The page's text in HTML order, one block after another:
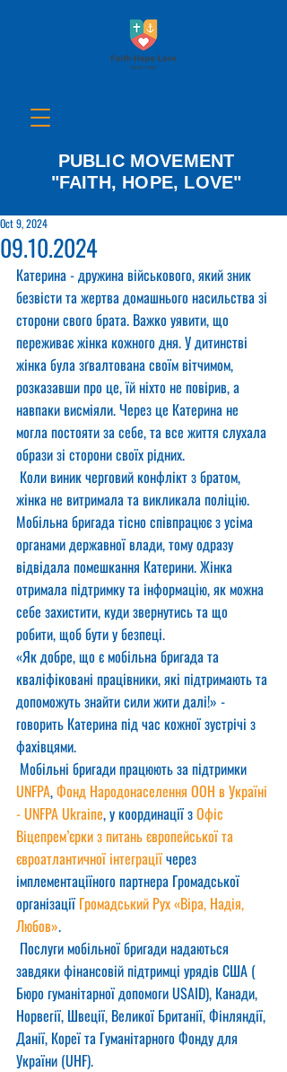
PUBLIC MOVEMENT
"FAITH, HOPE, LOVE"
09.10.2024
Oct 9, 2024
Катерина - дружина військового, який зник
безвісти та жертва домашнього насильства зі
сторони свого брата. Важко уявити, що
переживає жінка кожного дня. У дитинстві
жінка була зґвалтована своїм вітчимом,
розказавши про це, їй ніхто не повірив, а
навпаки висміяли. Через це Катерина не
могла постояти за себе, та все життя слухала
образи зі сторони своїх рідних.
Коли виник черговий конфлікт з братом,
жінка не витримала та викликала поліцію.
Мобільна бригада тісно співпрацює з усіма
органами державної влади, тому одразу
відвідала помешкання Катерини. Жінка
отримала підтримку та інформацію, як можна
себе захистити, куди звернутись та що
робити, щоб бути у безпеці.
«Як добре, що є мобільна бригада та
кваліфіковані працівники, які підтримають та
допоможуть знайти сили жити далі!» -
говорить Катерина під час кожної зустрічі з
фахівцями.
Мобільні бригади працюють за підтримки
UNFPA, Фонд Народонаселення ООН в Україні
- UNFPA Ukraine, у координації з Офіс
Віцепрем’єрки з питань європейської та
євроатлантичної інтеграції через
імплементаціїного партнера Громадської
організації Громадський Рух «Віра, Надія,
Любов».
Послуги мобільної бригади надаються
завдяки фінансовій підтримці урядів США (
Бюро гуманітарної допомоги USAID), Канади,
Норвегії, Швеції, Великої Британії, Фінляндії,
Данії, Кореї та Гуманітарного Фонду для
України (UHF).